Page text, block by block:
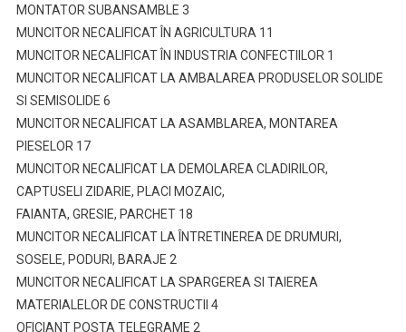
MONTATOR SUBANSAMBLE 3
MUNCITOR NECALIFICAT ÎN AGRICULTURA 11
MUNCITOR NECALIFICAT ÎN INDUSTRIA CONFECTIILOR 1
MUNCITOR NECALIFICAT LA AMBALAREA PRODUSELOR SOLIDE
SI SEMISOLIDE 6
MUNCITOR NECALIFICAT LA ASAMBLAREA, MONTAREA
PIESELOR 17
MUNCITOR NECALIFICAT LA DEMOLAREA CLADIRILOR,
CAPTUSELI ZIDARIE, PLACI MOZAIC,
FAIANTA, GRESIE, PARCHET 18
MUNCITOR NECALIFICAT LA ÎNTRETINEREA DE DRUMURI,
SOSELE, PODURI, BARAJE 2
MUNCITOR NECALIFICAT LA SPARGEREA SI TAIEREA
MATERIALELOR DE CONSTRUCTII 4
OFICIANT POSTA TELEGRAME 2